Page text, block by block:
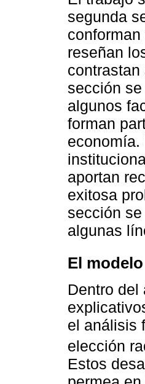
segunda
reseñan
sección
algunos
forman
economía.
aportan
exitosa
sección
algunas
El
Dentro
el análisis
elección
Estos